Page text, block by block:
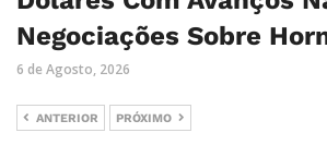
Negociações Sobre
6 de Agosto, 2026
ANTERIOR PRÓXIMO